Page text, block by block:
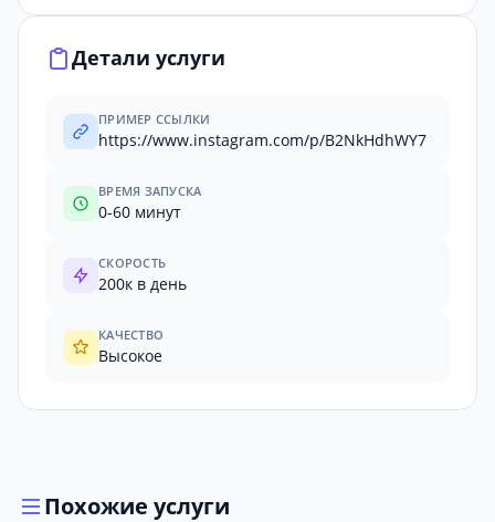
Детали услуги
ПРИМЕР ССЫЛКИ
https://www.instagram.com/p/B2NkHdhWY7
ВРЕМЯ ЗАПУСКА
0-60 минут
СКОРОСТЬ
200к в день
КАЧЕСТВО
Высокое
Похожие услуги